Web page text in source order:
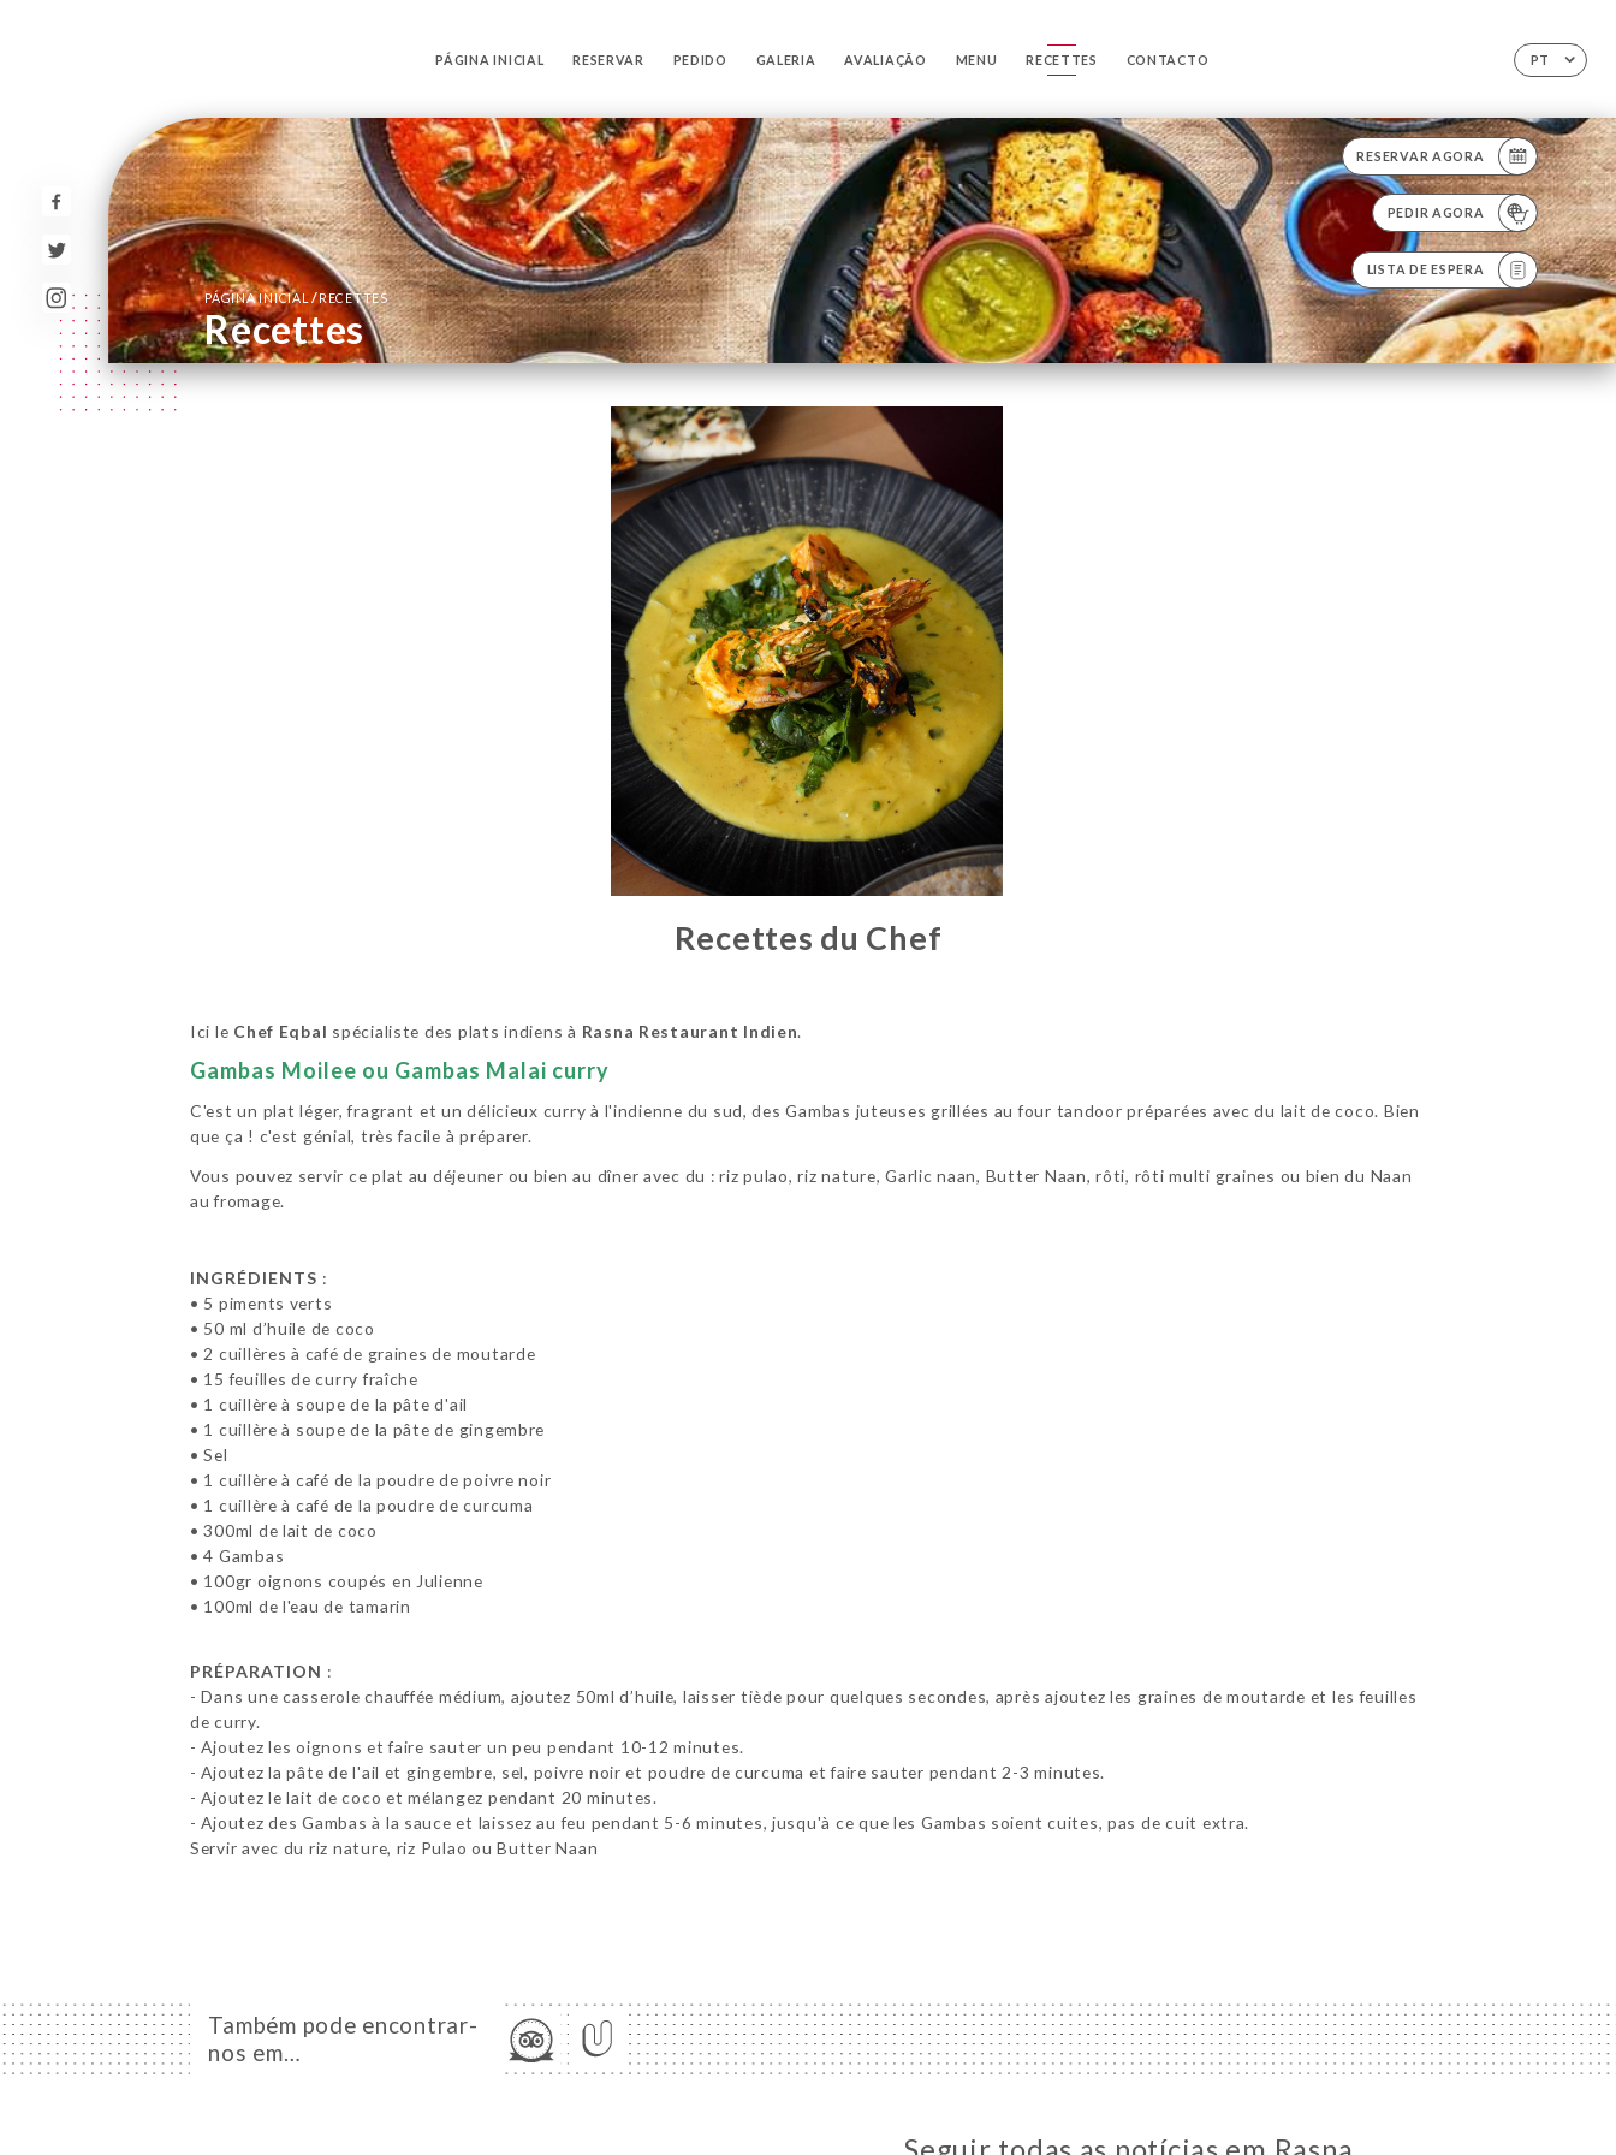
PT
PÁGINA INICIAL RESERVAR PEDIDO GALERIA AVALIAÇÃO MENU RECETTES CONTACTO
RESERVAR AGORA
PEDIR AGORA
LISTA DE ESPERA
PÁGINA INICIAL/RECETTES
Recettes
Recettes du Chef
Ici le Chef Eqbal spécialiste des plats indiens à Rasna Restaurant Indien.
Gambas Moilee ou Gambas Malai curry
C'est un plat léger, fragrant et un délicieux curry à l'indienne du sud, des Gambas juteuses grillées au four tandoor préparées avec du lait de coco. Bien
que ça ! c'est génial, très facile à préparer.
Vous pouvez servir ce plat au déjeuner ou bien au dîner avec du : riz pulao, riz nature, Garlic naan, Butter Naan, rôti, rôti multi graines ou bien du Naan
au fromage.
INGRÉDIENTS :
• 5 piments verts
• 50 ml d’huile de coco
• 2 cuillères à café de graines de moutarde
• 15 feuilles de curry fraîche
• 1 cuillère à soupe de la pâte d'ail
• 1 cuillère à soupe de la pâte de gingembre
• Sel
• 1 cuillère à café de la poudre de poivre noir
• 1 cuillère à café de la poudre de curcuma
• 300ml de lait de coco
• 4 Gambas
• 100gr oignons coupés en Julienne
• 100ml de l'eau de tamarin
PRÉPARATION :
- Dans une casserole chauffée médium, ajoutez 50ml d’huile, laisser tiède pour quelques secondes, après ajoutez les graines de moutarde et les feuilles
de curry.
- Ajoutez les oignons et faire sauter un peu pendant 10-12 minutes.
- Ajoutez la pâte de l'ail et gingembre, sel, poivre noir et poudre de curcuma et faire sauter pendant 2-3 minutes.
- Ajoutez le lait de coco et mélangez pendant 20 minutes.
- Ajoutez des Gambas à la sauce et laissez au feu pendant 5-6 minutes, jusqu'à ce que les Gambas soient cuites, pas de cuit extra.
Servir avec du riz nature, riz Pulao ou Butter Naan
Também pode encontrar-
nos em…